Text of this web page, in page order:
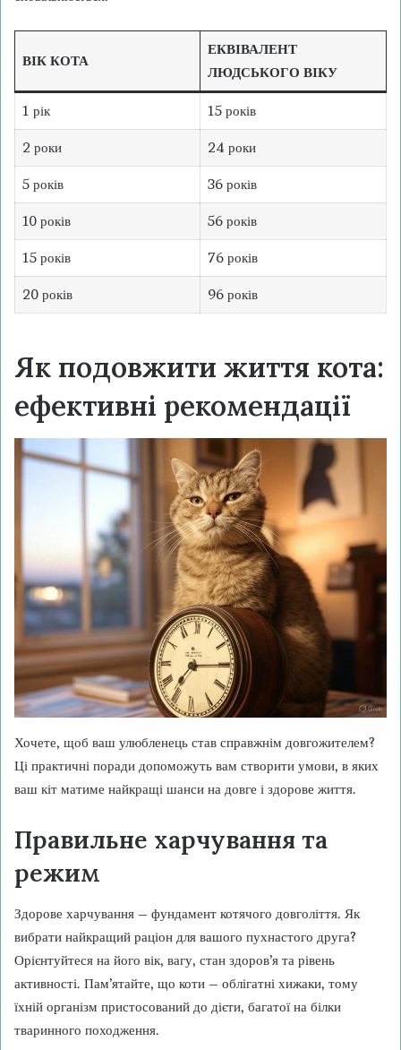
ВІК КОТА
ЕКВІВАЛЕНТ
ЛЮДСЬКОГО ВІКУ
1 рік 15 років
2 роки 24 роки
5 років 36 років
10 років 56 років
15 років 76 років
20 років 96 років
Як подовжити життя кота:
ефективні рекомендації
Хочете, щоб ваш улюбленець став справжнім довгожителем?
Ці практичні поради допоможуть вам створити умови, в яких
ваш кіт матиме найкращі шанси на довге і здорове життя.
Правильне харчування та
режим
Здорове харчування – фундамент котячого довголіття. Як
вибрати найкращий раціон для вашого пухнастого друга?
Орієнтуйтеся на його вік, вагу, стан здоров’я та рівень
активності. Пам’ятайте, що коти – облігатні хижаки, тому
їхній організм пристосований до дієти, багатої на білки
тваринного походження.